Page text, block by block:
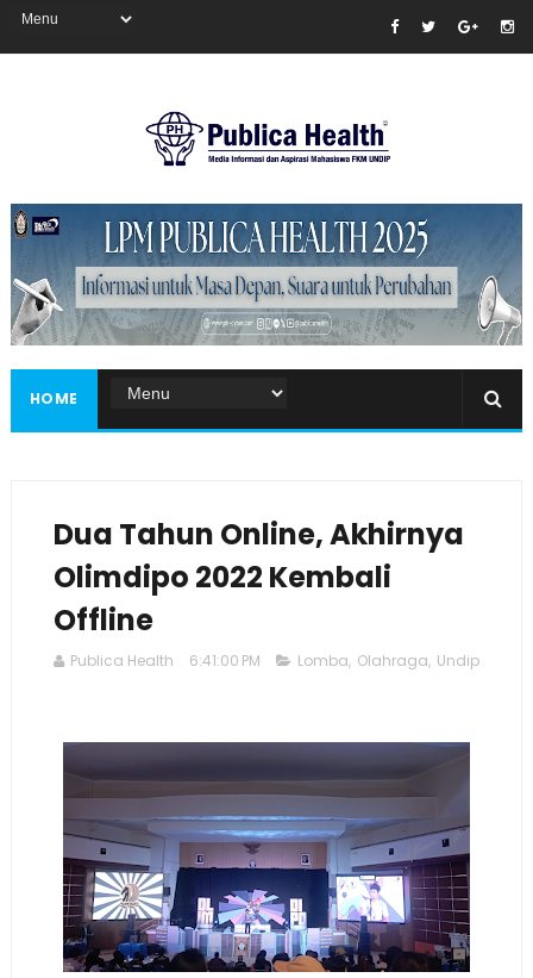
Masukkan iklan disini!
HOME
Dua Tahun Online, Akhirnya
Olimdipo 2022 Kembali
Offline
Publica Health 6:41:00 PM Lomba, Olahraga, Undip